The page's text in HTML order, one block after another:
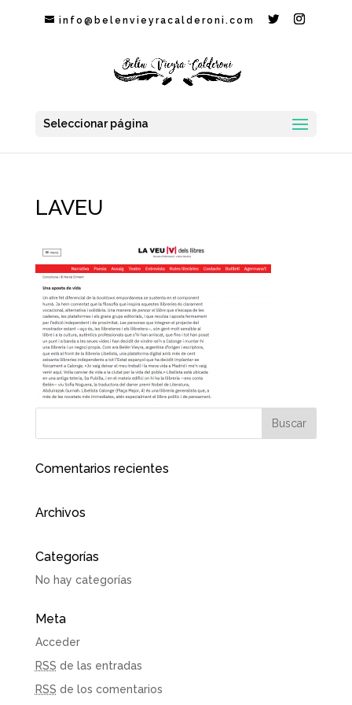
info@belenvieyracalderoni.com
Seleccionar página
LAVEU
Comentarios recientes
Archivos
Categorías
No hay categorías
Meta
Acceder
RSS de las entradas
RSS de los comentarios